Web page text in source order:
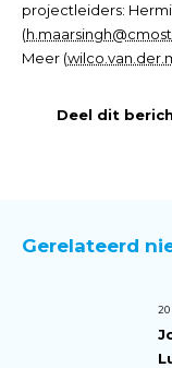
projectleiders:
(
Meer (
Deel dit
Gerelateerd
20